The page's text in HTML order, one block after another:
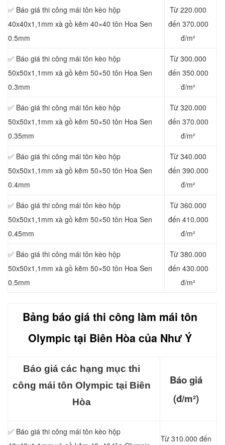
✅ Báo giá thi công mái tôn kèo hộp
40x40x1,1mm xà gồ kẽm 40×40 tôn Hoa Sen
0.5mm
Từ 220.000
đến 370.000
đ/m²
✅ Báo giá thi công mái tôn kèo hộp
50x50x1,1mm xà gồ kẽm 50×50 tôn Hoa Sen
0.3mm
Từ 300.000
đến 350.000
đ/m²
✅ Báo giá thi công mái tôn kèo hộp
50x50x1,1mm xà gồ kẽm 50×50 tôn Hoa Sen
0.35mm
Từ 320.000
đến 370.000
đ/m²
✅ Báo giá thi công mái tôn kèo hộp
50x50x1,1mm xà gồ kẽm 50×50 tôn Hoa Sen
0.4mm
Từ 340.000
đến 390.000
đ/m²
✅ Báo giá thi công mái tôn kèo hộp
50x50x1,1mm xà gồ kẽm 50×50 tôn Hoa Sen
0.45mm
Từ 360.000
đến 410.000
đ/m²
✅ Báo giá thi công mái tôn kèo hộp
50x50x1,1mm xà gồ kẽm 50×50 tôn Hoa Sen
0.5mm
Từ 380.000
đến 430.000
đ/m²
Bảng báo giá thi công làm mái tôn
Olympic tại Biên Hòa của Như Ý
Báo giá các hạng mục thi
công mái tôn Olympic tại Biên
Hòa
Báo giá
(đ/m²)
✅ Báo giá thi công mái tôn kèo hộp
Từ 310.000 đến